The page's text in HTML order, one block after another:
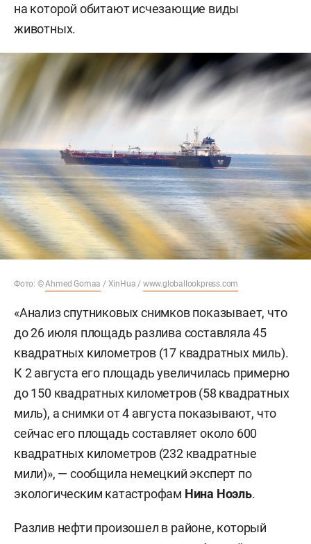
на которой обитают исчезающие виды
животных.
Фото: ©Ahmed Gomaa / XinHua / www.globallookpress.com
«Анализ спутниковых снимков показывает, что
до 26 июля площадь разлива составляла 45
квадратных километров (17 квадратных миль).
К 2 августа его площадь увеличилась примерно
до 150 квадратных километров (58 квадратных
миль), а снимки от 4 августа показывают, что
сейчас его площадь составляет около 600
квадратных километров (232 квадратные
мили)», — сообщила немецкий эксперт по
экологическим катастрофам Нина Ноэль.
Разлив нефти произошел в районе, который